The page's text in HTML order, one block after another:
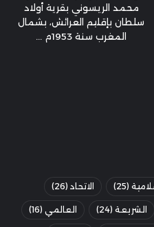
محمد الريسوني بقرية أولاد
سلطان بإقليم العرائش، بشمال
المغرب سنة 1953م ...
(25) الاتحاد (26)
الشريعة (24) العالمي (16)